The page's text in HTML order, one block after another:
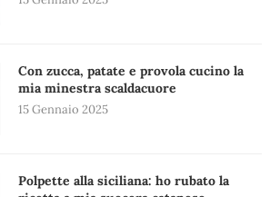
Con zucca, patate e provola cucino la
mia minestra scaldacuore
15 Gennaio 2025
Polpette alla siciliana: ho rubato la